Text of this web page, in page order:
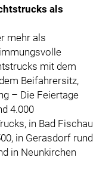
als
mehr als
mit dem
Beifahrersitz,
– Die Feiertage
4.000
in Bad Fischau
in Gerasdorf rund
in Neunkirchen